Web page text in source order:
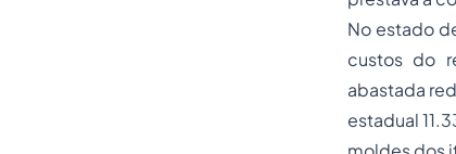
No estado
custos do
abastada
estadual